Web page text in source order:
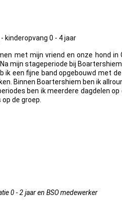
kinderopvang 0 - 4 jaar
met mijn vriend en onze hond
mijn stageperiode bij
een fijne band opgebouwd met
Binnen Boartershiem ben ik
ben ik meerdere dagdelen
de groep.
0 - 2 jaar en BSO medewerker